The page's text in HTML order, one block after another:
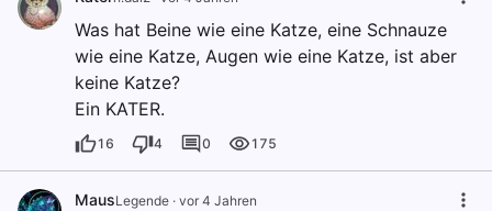
Was hat Beine wie eine Katze, eine Schnauze
wie eine Katze, Augen wie eine Katze, ist aber
keine Katze?
Ein KATER.
16 4 0 175
MausLegende · vor 4 Jahren